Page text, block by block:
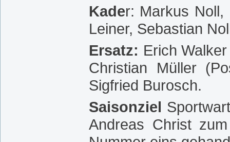
Kader: Markus Noll,
Leiner, Sebastian
Ersatz: Erich
Christian Müller
Sigfried Burosch.
Saisonziel
Andreas Christ